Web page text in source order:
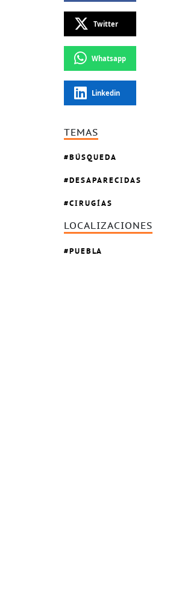
Twitter
Whatsapp
Linkedin
TEMAS
BÚSQUEDA
DESAPARECIDAS
CIRUGÍAS
LOCALIZACIONES
PUEBLA